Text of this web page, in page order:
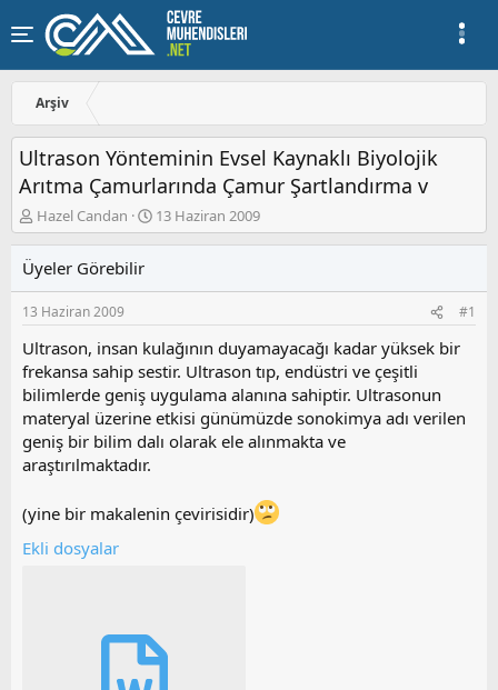
Arşiv
Ultrason Yönteminin Evsel Kaynaklı Biyolojik
Arıtma Çamurlarında Çamur Şartlandırma v
K
o
u
y
u
a
ş
l
a
t
a
n
Hazel Candan
B
a
a
ı
ç
t
a
r
i
13 Haziran 2009
Üyeler Görebilir
13 Haziran 2009 #1
Ultrason, insan kulağının duyamayacağı kadar yüksek bir
frekansa sahip sestir. Ultrason tıp, endüstri ve çeşitli
bilimlerde geniş uygulama alanına sahiptir. Ultrasonun
materyal üzerine etkisi günümüzde sonokimya adı verilen
geniş bir bilim dalı olarak ele alınmakta ve
araştırılmaktadır.
(yine bir makalenin çevirisidir)
Ekli dosyalar